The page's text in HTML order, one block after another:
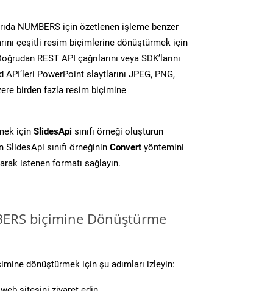
NUMBERS için özetlenen işleme benzer
çeşitli resim biçimlerine dönüştürmek için
REST API çağrılarını veya SDK’larını
PowerPoint slaytlarını JPEG, PNG,
birden fazla resim biçimine
için SlidesApi sınıfı örneği oluşturun
SlidesApi sınıfı örneğinin Convert yöntemini
istenen formatı sağlayın.
biçimine Dönüştürme
dönüştürmek için şu adımları izleyin: